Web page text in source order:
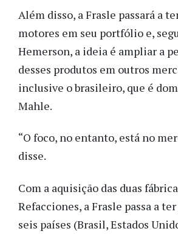
Além disso, a Frasle passará a
motores em seu portfólio e,
Hemerson, a ideia é ampliar a
desses produtos em outros
inclusive o brasileiro, que é
Mahle.
“O foco, no entanto, está no
disse.
Com a aquisição das duas
Refacciones, a Frasle passa a
seis países (Brasil, Estados